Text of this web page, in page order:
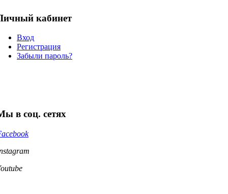
кабинет
Вход
Регистрация
Забыли пароль?
в соц. сетях